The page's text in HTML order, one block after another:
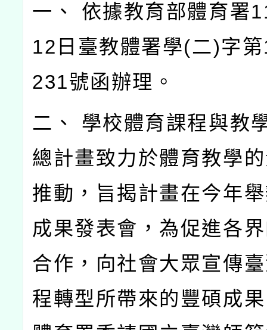
一、 依據教育部體育署
12日臺教體署學(二)字
231號函辦理。
二、 學校體育課程與教
總計畫致力於體育教學
推動，旨揭計畫在今年
成果發表會，為促進各
合作，向社會大眾宣傳
程轉型所帶來的豐碩成